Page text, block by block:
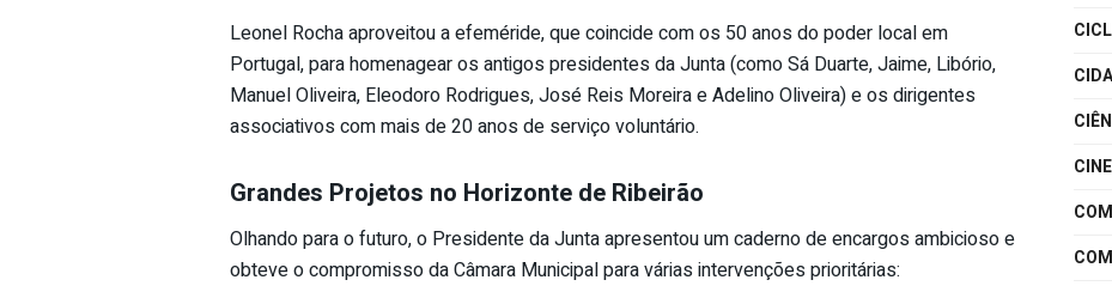
Leonel Rocha aproveitou a efeméride, que coincide com os 50 anos do poder local em
Portugal, para homenagear os antigos presidentes da Junta (como Sá Duarte, Jaime, Libório,
Manuel Oliveira, Eleodoro Rodrigues, José Reis Moreira e Adelino Oliveira) e os dirigentes
associativos com mais de 20 anos de serviço voluntário.
Grandes Projetos no Horizonte de Ribeirão
Olhando para o futuro, o Presidente da Junta apresentou um caderno de encargos ambicioso e
obteve o compromisso da Câmara Municipal para várias intervenções prioritárias: